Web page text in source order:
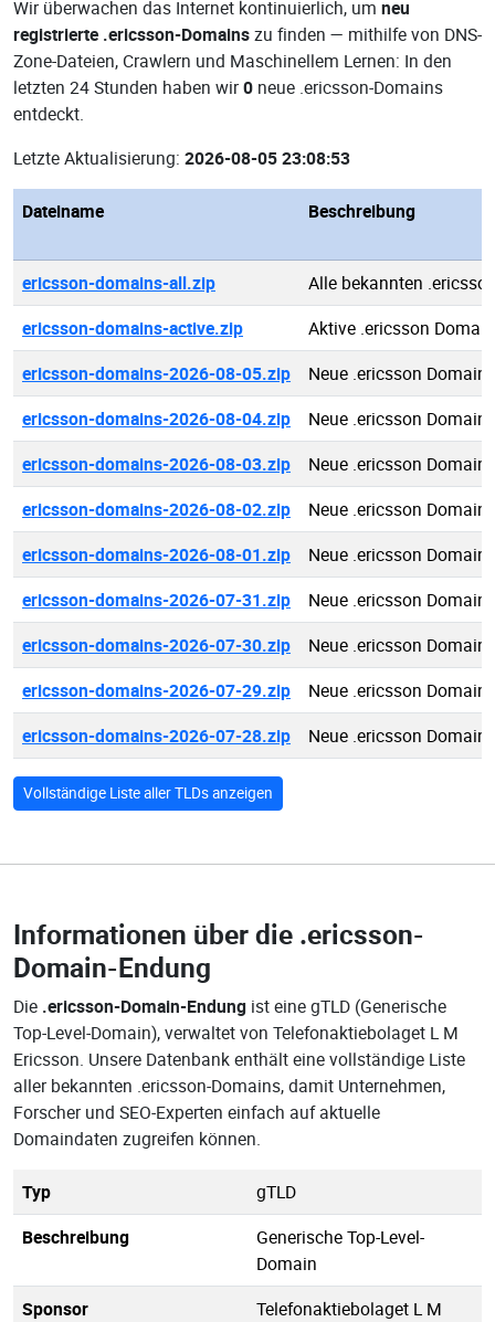
Wir überwachen das Internet kontinuierlich, um neu
registrierte .ericsson-Domainszu finden — mithilfe von DNS-
Zone-Dateien, Crawlern und Maschinellem Lernen: In den
letzten 24 Stunden haben wir0 neue .ericsson-Domains
entdeckt.
Letzte Aktualisierung: 2026-08-05 23:08:53
Dateiname Beschreibung
ericsson-domains-all.zip
Alle bekannten
ericsson-domains-active.zip
Aktive .ericsson
ericsson-domains-2026-08-05.zip
Neue .ericsson
ericsson-domains-2026-08-04.zip
Neue .ericsson
ericsson-domains-2026-08-03.zip
Neue .ericsson
ericsson-domains-2026-08-02.zip
Neue .ericsson
ericsson-domains-2026-08-01.zip
Neue .ericsson
ericsson-domains-2026-07-31.zip
Neue .ericsson
ericsson-domains-2026-07-30.zip
Neue .ericsson
ericsson-domains-2026-07-29.zip
Neue .ericsson
ericsson-domains-2026-07-28.zip
Neue .ericsson
Vollständige Liste aller TLDs anzeigen
Informationen über die .ericsson-
Domain-Endung
Die .ericsson-Domain-Endung ist eine gTLD (Generische
Top-Level-Domain), verwaltet von Telefonaktiebolaget L M
Ericsson. Unsere Datenbank enthält eine vollständige Liste
aller bekannten .ericsson-Domains, damit Unternehmen,
Forscher und SEO-Experten einfach auf aktuelle
Domaindaten zugreifen können.
Typ
gTLD
Beschreibung
Generische Top-Level-
Domain
Sponsor
Telefonaktiebolaget L M